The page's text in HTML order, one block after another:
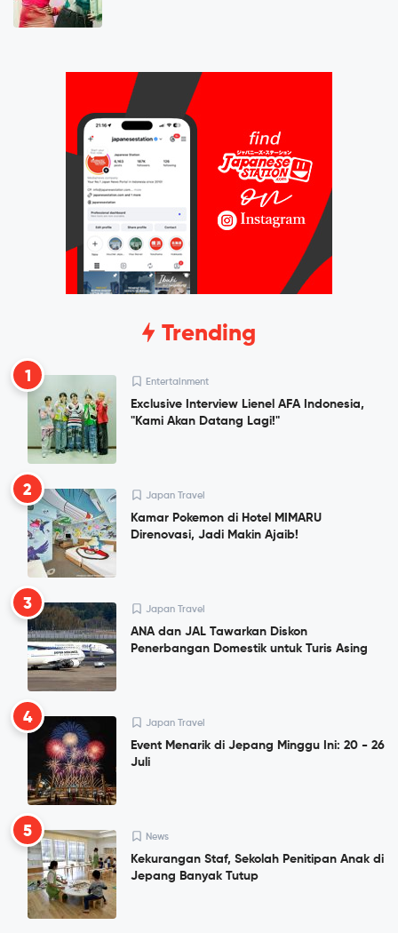
Trending
1 Entertainment
Exclusive Interview Lienel AFA Indonesia,
"Kami Akan Datang Lagi!"
2 Japan Travel
Kamar Pokemon di Hotel MIMARU
Direnovasi, Jadi Makin Ajaib!
3 Japan Travel
ANA dan JAL Tawarkan Diskon
Penerbangan Domestik untuk Turis Asing
4 Japan Travel
Event Menarik di Jepang Minggu Ini: 20 - 26
Juli
5 News
Kekurangan Staf, Sekolah Penitipan Anak di
Jepang Banyak Tutup